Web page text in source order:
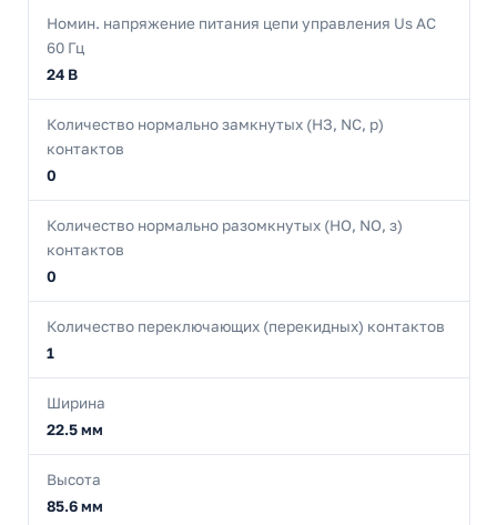
Номин. напряжение питания цепи управления Us AC
60 Гц
24 В
Количество нормально замкнутых (НЗ, NC, р)
контактов
0
Количество нормально разомкнутых (НО, NO, з)
контактов
0
Количество переключающих (перекидных) контактов
1
Ширина
22.5 мм
Высота
85.6 мм